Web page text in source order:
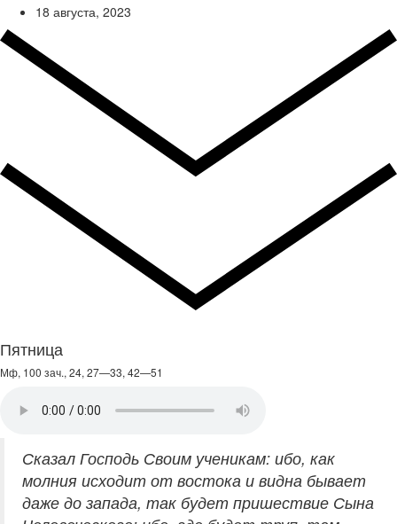
18 августа, 2023
Пятница
Мф, 100 зач., 24, 27—33, 42—51
Сказал Господь Своим ученикам: ибо, как
молния исходит от востока и видна бывает
даже до запада, так будет пришествие Сына